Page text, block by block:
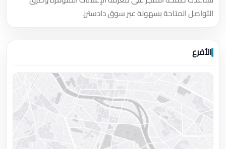
التواصل المتاحة بسهولة عبر سوق دادسترز.
الأفرع